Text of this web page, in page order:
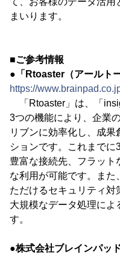
まいります。
■ご参考情報
●「Rtoaster（アールト
https://
「Rtoaster」は、「
3つの機能により、企業
リブンに効率化し、成
ションです。これまでに
豊富な接続先、フラット
な利用が可能です。また
ただけるセキュリティ対
大規模なデータ処理に
す。
●株式会社ブレインパッ